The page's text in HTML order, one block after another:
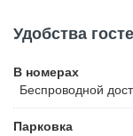
Удобства
В номерах
Беспроводной
Парковка